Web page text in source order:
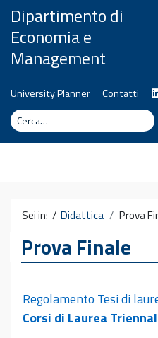
Vai al contenuto
Dipartimento di
Economia e
Management
University Planner
Contatti
Cerca
Sei in: / Didattica Prova
Prova Finale
Regolamento Tesi di
Corsi di Laurea